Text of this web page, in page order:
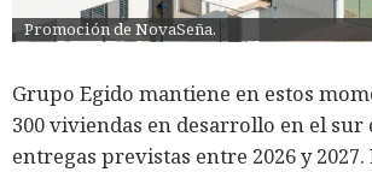
Promoción de NovaSeña.
Grupo Egido mantiene en estos
300 viviendas en desarrollo en el sur
entregas previstas entre 2026 y